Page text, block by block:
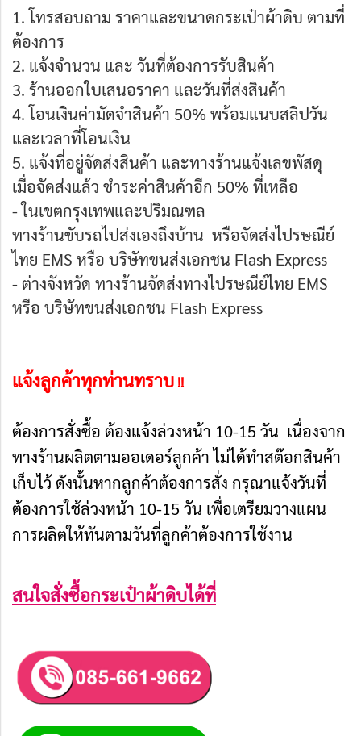
1. โทรสอบถาม ราคาและขนาดกระเป๋าผ้าดิบ ตามที่
ต้องการ
2. แจ้งจำนวน และ วันที่ต้องการรับสินค้า
3. ร้านออกใบเสนอราคา และวันที่ส่งสินค้า
4. โอนเงินค่ามัดจำสินค้า 50% พร้อมแนบสลิปวัน
และเวลาที่โอนเงิน
5. แจ้งที่อยู่จัดส่งสินค้า และทางร้านแจ้งเลขพัสดุ
เมื่อจัดส่งแล้ว ชำระค่าสินค้าอีก 50% ที่เหลือ
- ในเขตกรุงเทพและปริมณฑล
ทางร้านขับรถไปส่งเองถึงบ้าน หรือจัดส่งไปรษณีย์
ไทย EMS หรือ บริษัทขนส่งเอกชน Flash Express
- ต่างจังหวัด ทางร้านจัดส่งทางไปรษณีย์ไทย EMS
หรือ บริษัทขนส่งเอกชน Flash Express
แจ้งลูกค้าทุกท่านทราบ !!
ต้องการสั่งซื้อ ต้องแจ้งล่วงหน้า 10-15 วัน เนื่องจาก
ทางร้านผลิตตามออเดอร์ลูกค้า ไม่ได้ทำสต๊อกสินค้า
เก็บไว้ ดังนั้นหากลูกค้าต้องการสั่ง กรุณาแจ้งวันที่
ต้องการใช้ล่วงหน้า 10-15 วัน เพื่อเตรียมวางแผน
การผลิตให้ทันตามวันที่ลูกค้าต้องการใช้งาน
สนใจสั่งซื้อกระเป๋าผ้าดิบได้ที่